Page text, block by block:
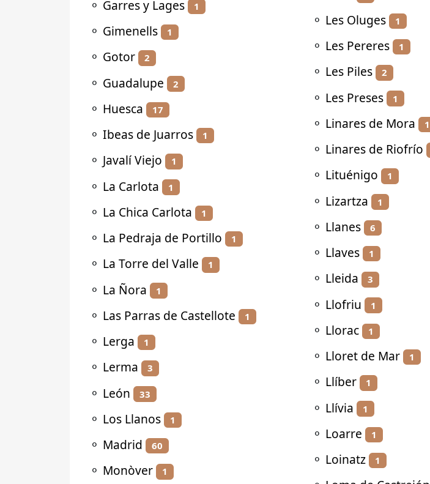
⚬ Garres y Lages 1
⚬ Gimenells 1
⚬ Gotor 2
⚬ Guadalupe 2
⚬ Huesca 17
⚬ Ibeas de Juarros 1
⚬ Javalí Viejo 1
⚬ La Carlota 1
⚬ La Chica Carlota 1
⚬ La Pedraja de Portillo 1
⚬ La Torre del Valle 1
⚬ La Ñora 1
⚬ Las Parras de Castellote 1
⚬ Lerga 1
⚬ Lerma 3
⚬ León 33
⚬ Los Llanos 1
⚬ Madrid 60
⚬ Monòver 1
⚬ Les Oluges 1
⚬ Les Pereres 1
⚬ Les Piles 2
⚬ Les Preses 1
⚬ Linares de Mora 1
⚬ Linares de Riofrío
⚬ Lituénigo 1
⚬ Lizartza 1
⚬ Llanes 6
⚬ Llaves 1
⚬ Lleida 3
⚬ Llofriu 1
⚬ Llorac 1
⚬ Lloret de Mar 1
⚬ Llíber 1
⚬ Llívia 1
⚬ Loarre 1
⚬ Loinatz 1